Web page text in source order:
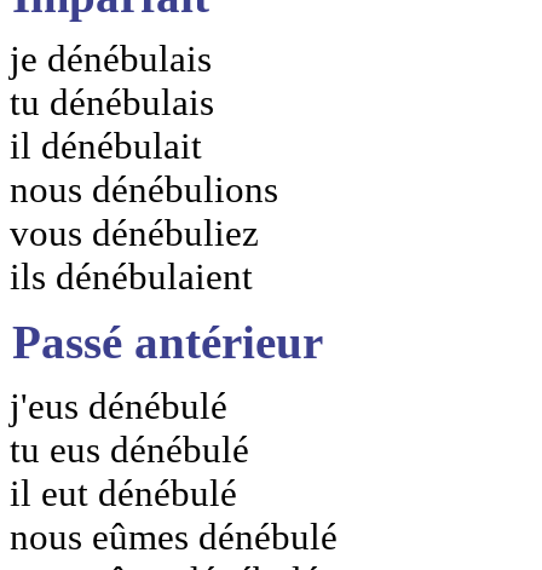
je dénébulais
tu dénébulais
il dénébulait
nous dénébulions
vous dénébuliez
ils dénébulaient
Passé antérieur
j'eus dénébulé
tu eus dénébulé
il eut dénébulé
nous eûmes dénébulé